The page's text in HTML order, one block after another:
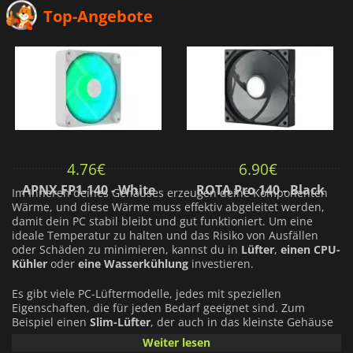
Top-Angebote
4.76€
APNX FP1-140 - White
6.90€
ROTA Pro 140 - Black
Im Inneren deines Gehäuses erzeugen deine Komponenten
Wärme, und diese Wärme muss effektiv abgeleitet werden,
damit dein PC stabil bleibt und gut funktioniert. Um eine
ideale Temperatur zu halten und das Risiko von Ausfällen
oder Schäden zu minimieren, kannst du in Lüfter, einen CPU-
Kühler oder eine Wasserkühlung investieren.
Es gibt viele PC-Lüftermodelle, jedes mit speziellen
Eigenschaften, die für jeden Bedarf geeignet sind. Zum
Beispiel einen Slim-Lüfter, der auch in das kleinste Gehäuse
passt - kompakt und effizient. Oder ein
Weiter lesen